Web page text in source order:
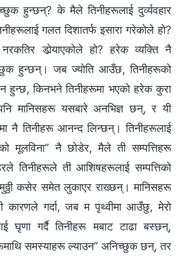
हुन्छन्? के मैले तिनीहरूलाई दुर्व्यवहार
गलत दिशातर्फ इसारा गरेकोले हो?
डोर्‍याएकोले हो? हरेक व्यक्ति नै
हुन्छन्। जब ज्योति आउँछ, तिनीहरूको
हुन्छ, किनभने तिनीहरूमा भएको हरेक कुरा
मानिसहरू यसबारे अनभिज्ञ छन्, र यी
नै तिनीहरू आनन्द लिन्छन्। तिनीहरूलाई
मूलविना” नै छोडेर, मैले ती सम्पत्तिहरू
तिनीहरूले ती आशिषहरूलाई सम्पत्तिको
कसेर समेत लुकाएर राख्छन्। मानिसहरू
कारणले गर्दा, जब म पृथ्वीमा आउँछु, मेरो
घृणा गर्दै तिनीहरू मबाट टाढा बस्छन्,
समस्याहरू ल्याउन” अनिच्‍छुक छन्, तर